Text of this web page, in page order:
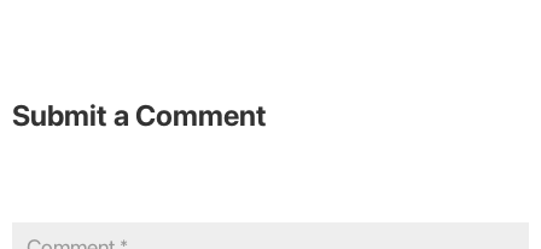
Submit a Comment